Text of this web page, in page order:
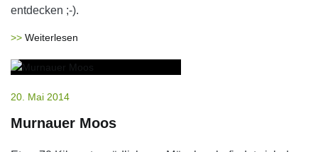
entdecken ;-).
Weiterlesen
20. Mai 2014
Murnauer Moos